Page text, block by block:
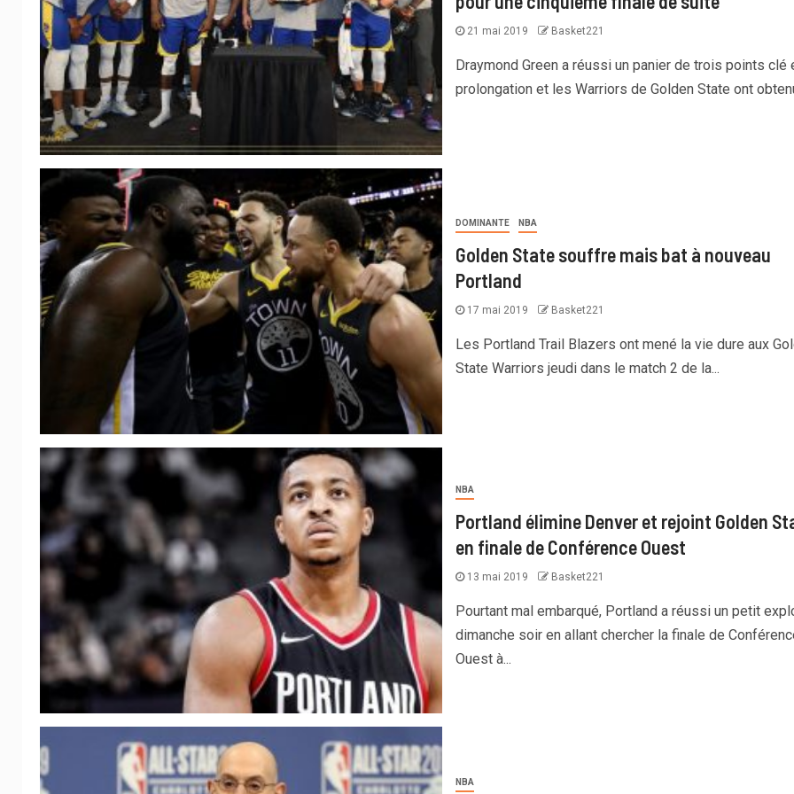
21 mai 2019 Basket221
Draymond Green a réussi un panier de trois points clé
prolongation et les Warriors de Golden State ont
DOMINANTE NBA
Golden State souffre mais bat à nouveau
Portland
17 mai 2019 Basket221
Les Portland Trail Blazers ont mené la vie dure aux
State Warriors jeudi dans le match 2 de la...
NBA
Portland élimine Denver et rejoint Golden
en finale de Conférence Ouest
13 mai 2019 Basket221
Pourtant mal embarqué, Portland a réussi un petit
dimanche soir en allant chercher la finale de
Ouest à...
NBA